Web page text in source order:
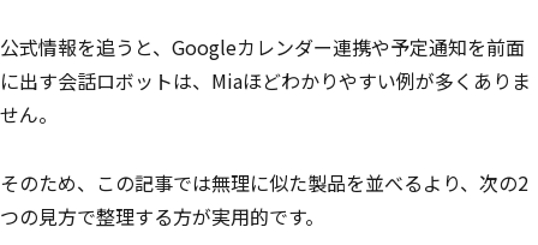
公式情報を追うと、Googleカレンダー連携や予定通知を前面
に出す会話ロボットは、Miaほどわかりやすい例が多くありま
せん。
そのため、この記事では無理に似た製品を並べるより、次の2
つの見方で整理する方が実用的です。